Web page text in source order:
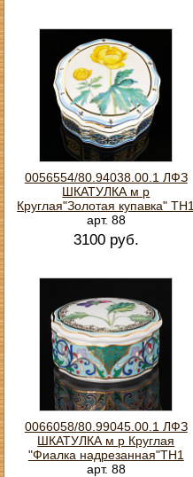
0056554/80.94038.00.1 ЛФЗ
ШКАТУЛКА м р
Круглая"Золотая купавка" ТН1
арт. 88
3100 руб.
0066058/80.99045.00.1 ЛФЗ
ШКАТУЛКА м р Круглая
"Фиалка надрезанная"ТН1
арт. 88